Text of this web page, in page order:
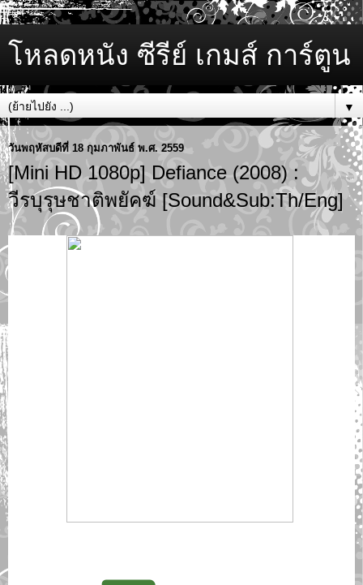
โหลดหนัง ซีรีย์ เกมส์ การ์ตูน
▼
วันพฤหัสบดีที่ 18 กุมภาพันธ์ พ.ศ. 2559
[Mini HD 1080p] Defiance (2008) :
วีรบุรุษชาติพยัคฆ์ [Sound&Sub:Th/Eng]